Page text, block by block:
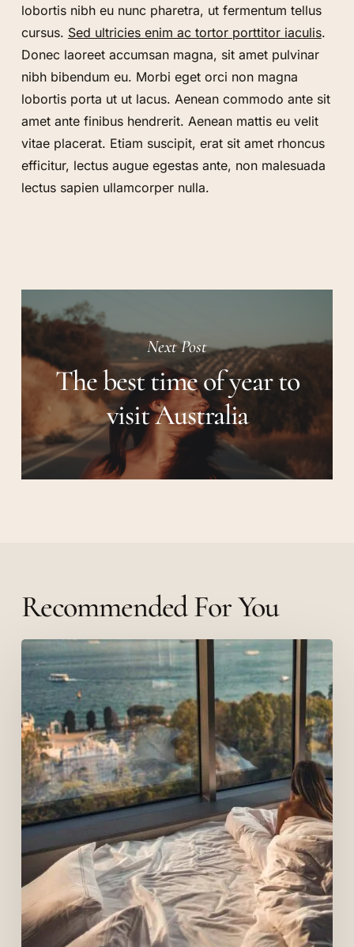
No products in the cart.
lobortis nibh eu nunc pharetra, ut fermentum tellus
cursus. Sed ultricies enim ac tortor porttitor iaculis.
Donec laoreet accumsan magna, sit amet pulvinar
nibh bibendum eu. Morbi eget orci non magna
lobortis porta ut ut lacus. Aenean commodo ante sit
amet ante finibus hendrerit. Aenean mattis eu velit
vitae placerat. Etiam suscipit, erat sit amet rhoncus
efficitur, lectus augue egestas ante, non malesuada
lectus sapien ullamcorper nulla.
Next Post
The best time of year to
visit Australia
Recommended For You
The
absolute
Salient
vacation
guide